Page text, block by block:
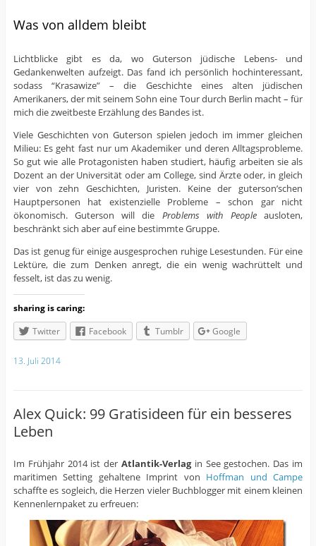
Was von alldem bleibt
Lichtblicke gibt es da, wo Guterson jüdische Lebens- und
Gedankenwelten aufzeigt. Das fand ich persönlich hochinteressant,
sodass “Krasawize” – die Geschichte eines alten jüdischen
Amerikaners, der mit seinem Sohn eine Tour durch Berlin macht – für
mich die zweitbeste Erzählung des Bandes ist.
Viele Geschichten von Guterson spielen jedoch im immer gleichen
Milieu: Es geht fast nur um Akademiker und deren Alltagsprobleme.
So gut wie alle Protagonisten haben studiert, häufig arbeiten sie als
Dozent an der Universität oder am College, sind Ärzte oder, in gleich
vier von zehn Geschichten, Juristen. Keine der guterson’schen
Hauptpersonen hat existenzielle Probleme – schon gar nicht
ökonomisch. Guterson will die Problems with Peopleausloten,
beschränkt sich aber auf eine bestimmte Gruppe.
Das ist genug für einige ausgesprochen ruhige Lesestunden. Für eine
Lektüre, die zum Denken anregt, die ein wenig wachrüttelt und
fesselt, ist das zu wenig.
sharing is caring:
Twitter
Facebook Tumblr Google
13. Juli 2014
Alex Quick: 99 Gratisideen für ein besseres
Leben
Im Frühjahr 2014 ist der Atlantik-Verlagin See gestochen. Das im
maritimen Setting gehaltene Imprint von Hoffman und Campe
schaffte es sogleich, die Herzen vieler Buchblogger mit einem kleinen
Kennenlernpaket zu erfreuen: